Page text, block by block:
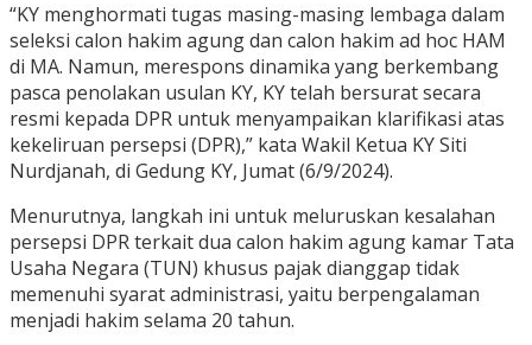
“KY menghormati tugas masing-masing lembaga dalam
seleksi calon hakim agung dan calon hakim ad hoc HAM
di MA. Namun, merespons dinamika yang berkembang
pasca penolakan usulan KY, KY telah bersurat secara
resmi kepada DPR untuk menyampaikan klarifikasi atas
kekeliruan persepsi (DPR),” kata Wakil Ketua KY Siti
Nurdjanah, di Gedung KY, Jumat (6/9/2024).
Menurutnya, langkah ini untuk meluruskan kesalahan
persepsi DPR terkait dua calon hakim agung kamar Tata
Usaha Negara (TUN) khusus pajak dianggap tidak
memenuhi syarat administrasi, yaitu berpengalaman
menjadi hakim selama 20 tahun.